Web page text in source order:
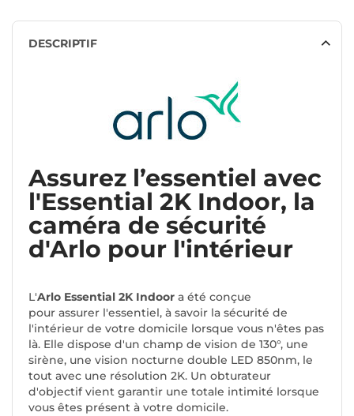
DESCRIPTIF
Assurez l’essentiel avec
l'Essential 2K Indoor, la
caméra de sécurité
d'Arlo pour l'intérieur
L'Arlo Essential 2K Indoor a été conçue
pour assurer l'essentiel, à savoir la sécurité de
l'intérieur de votre domicile lorsque vous n'êtes pas
là. Elle dispose d'un champ de vision de 130°, une
sirène, une vision nocturne double LED 850nm, le
tout avec une résolution 2K. Un obturateur
d'objectif vient garantir une totale intimité lorsque
vous êtes présent à votre domicile.